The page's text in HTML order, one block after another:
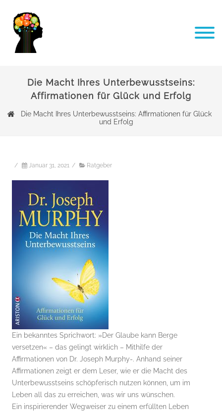
Die Macht Ihres Unterbewusstseins:
Affirmationen für Glück und Erfolg
Die Macht Ihres Unterbewusstseins: Affirmationen für Glück
und Erfolg
/ Januar 31, 2021 / Ratgeber
Ein bekanntes Sprichwort: »Der Glaube kann Berge
versetzen« – das gelingt wirklich – Mithilfe der
Affirmationen von Dr. Joseph Murphy-. Anhand seiner
Affirmationen zeigt er dem Leser, wie er die Macht des
Unterbewusstseins schöpferisch nutzen können, um im
Leben all das zu erreichen, was wir uns wünschen.
Ein inspirierender Wegweiser zu einem erfüllten Leben